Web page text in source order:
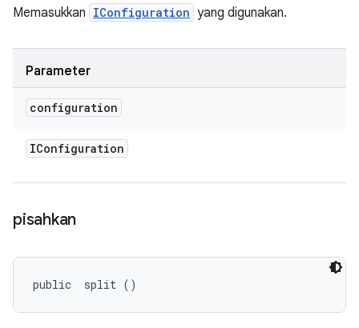
Memasukkan IConfiguration yang digunakan.
Parameter
configuration
IConfiguration
pisahkan
public split ()